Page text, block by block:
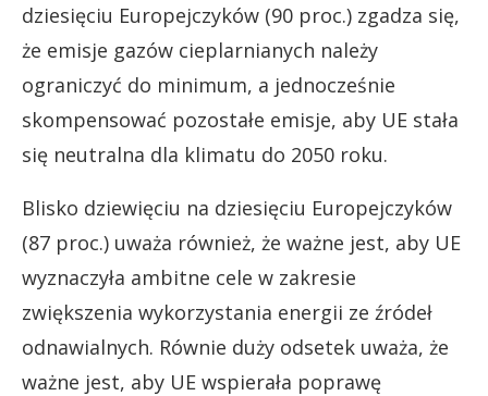
dziesięciu Europejczyków (90 proc.) zgadza się,
że emisje gazów cieplarnianych należy
ograniczyć do minimum, a jednocześnie
skompensować pozostałe emisje, aby UE stała
się neutralna dla klimatu do 2050 roku.
Blisko dziewięciu na dziesięciu Europejczyków
(87 proc.) uważa również, że ważne jest, aby UE
wyznaczyła ambitne cele w zakresie
zwiększenia wykorzystania energii ze źródeł
odnawialnych. Równie duży odsetek uważa, że
ważne jest, aby UE wspierała poprawę